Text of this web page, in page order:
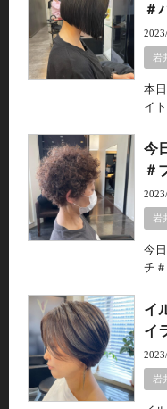
＃
岩
本
イ
今
＃
岩
今
チ
イ
イ
岩